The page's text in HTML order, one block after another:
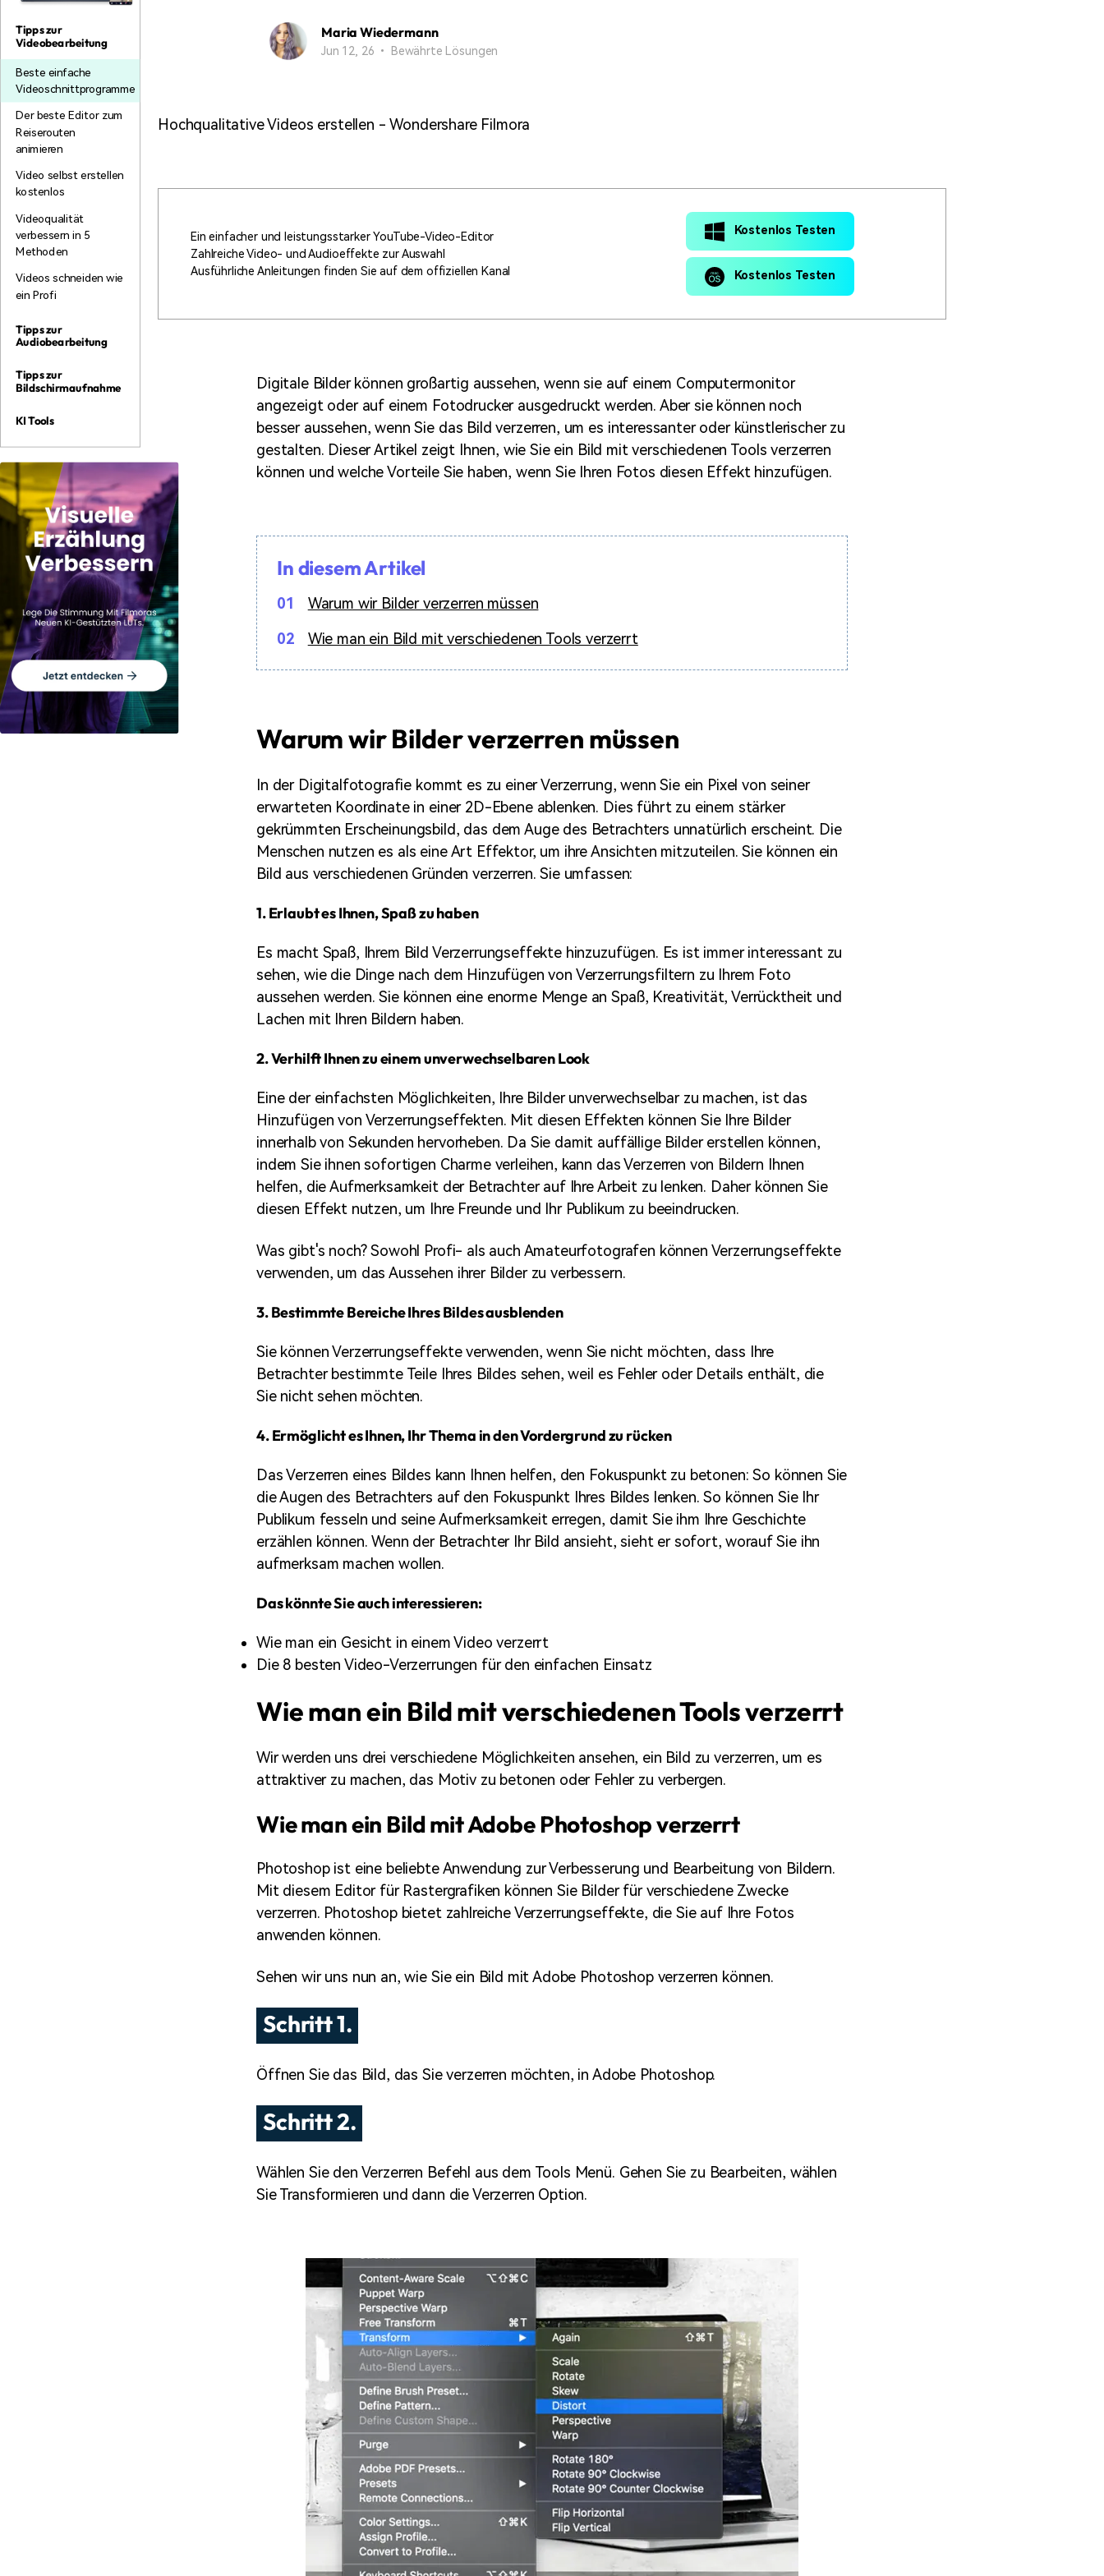
Kostenloser Download
Kostenloser Download
empfehlen,
Belohnungen erhalten
Kostenloser Download
Maria Wiedermann
Jun 12, 26 • Bewährte Lösungen
Hochqualitative Videos erstellen - Wondershare Filmora
Ein einfacher und leistungsstarker YouTube-Video-Editor
Zahlreiche Video- und Audioeffekte zur Auswahl
Ausführliche Anleitungen finden Sie auf dem offiziellen Kanal
Kostenlos Testen
Kostenlos Testen
Digitale Bilder können großartig aussehen, wenn sie auf einem Computermonitor
angezeigt oder auf einem Fotodrucker ausgedruckt werden. Aber sie können noch
besser aussehen, wenn Sie das Bild verzerren, um es interessanter oder künstlerischer zu
gestalten. Dieser Artikel zeigt Ihnen, wie Sie ein Bild mit verschiedenen Tools verzerren
können und welche Vorteile Sie haben, wenn Sie Ihren Fotos diesen Effekt hinzufügen.
In diesem Artikel
01 Warum wir Bilder verzerren müssen
02 Wie man ein Bild mit verschiedenen Tools verzerrt
Warum wir Bilder verzerren müssen
In der Digitalfotografie kommt es zu einer Verzerrung, wenn Sie ein Pixel von seiner
erwarteten Koordinate in einer 2D-Ebene ablenken. Dies führt zu einem stärker
gekrümmten Erscheinungsbild, das dem Auge des Betrachters unnatürlich erscheint. Die
Menschen nutzen es als eine Art Effektor, um ihre Ansichten mitzuteilen. Sie können ein
Bild aus verschiedenen Gründen verzerren. Sie umfassen:
1. Erlaubt es Ihnen, Spaß zu haben
Es macht Spaß, Ihrem Bild Verzerrungseffekte hinzuzufügen. Es ist immer interessant zu
sehen, wie die Dinge nach dem Hinzufügen von Verzerrungsfiltern zu Ihrem Foto
aussehen werden. Sie können eine enorme Menge an Spaß, Kreativität, Verrücktheit und
Lachen mit Ihren Bildern haben.
2. Verhilft Ihnen zu einem unverwechselbaren Look
Eine der einfachsten Möglichkeiten, Ihre Bilder unverwechselbar zu machen, ist das
Hinzufügen von Verzerrungseffekten. Mit diesen Effekten können Sie Ihre Bilder
innerhalb von Sekunden hervorheben. Da Sie damit auffällige Bilder erstellen können,
indem Sie ihnen sofortigen Charme verleihen, kann das Verzerren von Bildern Ihnen
helfen, die Aufmerksamkeit der Betrachter auf Ihre Arbeit zu lenken. Daher können Sie
diesen Effekt nutzen, um Ihre Freunde und Ihr Publikum zu beeindrucken.
Was gibt's noch? Sowohl Profi- als auch Amateurfotografen können Verzerrungseffekte
verwenden, um das Aussehen ihrer Bilder zu verbessern.
3. Bestimmte Bereiche Ihres Bildes ausblenden
Sie können Verzerrungseffekte verwenden, wenn Sie nicht möchten, dass Ihre
Betrachter bestimmte Teile Ihres Bildes sehen, weil es Fehler oder Details enthält, die
Sie nicht sehen möchten.
4. Ermöglicht es Ihnen, Ihr Thema in den Vordergrund zu rücken
Das Verzerren eines Bildes kann Ihnen helfen, den Fokuspunkt zu betonen: So können Sie
die Augen des Betrachters auf den Fokuspunkt Ihres Bildes lenken. So können Sie Ihr
Publikum fesseln und seine Aufmerksamkeit erregen, damit Sie ihm Ihre Geschichte
erzählen können. Wenn der Betrachter Ihr Bild ansieht, sieht er sofort, worauf Sie ihn
aufmerksam machen wollen.
Das könnte Sie auch interessieren:
Wie man ein Gesicht in einem Video verzerrt
Die 8 besten Video-Verzerrungen für den einfachen Einsatz
Wie man ein Bild mit verschiedenen Tools verzerrt
Wir werden uns drei verschiedene Möglichkeiten ansehen, ein Bild zu verzerren, um es
attraktiver zu machen, das Motiv zu betonen oder Fehler zu verbergen.
Wie man ein Bild mit Adobe Photoshop verzerrt
Photoshop ist eine beliebte Anwendung zur Verbesserung und Bearbeitung von Bildern.
Mit diesem Editor für Rastergrafiken können Sie Bilder für verschiedene Zwecke
verzerren. Photoshop bietet zahlreiche Verzerrungseffekte, die Sie auf Ihre Fotos
anwenden können.
Sehen wir uns nun an, wie Sie ein Bild mit Adobe Photoshop verzerren können.
Schritt 1.
Öffnen Sie das Bild, das Sie verzerren möchten, in Adobe Photoshop.
Schritt 2.
Wählen Sie den Verzerren Befehl aus dem Tools Menü. Gehen Sie zu Bearbeiten, wählen
Sie Transformieren und dann die Verzerren Option.
Tipps zur
Videobearbeitung
Beste einfache
Videoschnittprogramme
Der beste Editor zum
Reiserouten
animieren
Video selbst erstellen
kostenlos
Videoqualität
verbessern in 5
Methoden
Videos schneiden wie
ein Profi
Tipps zur
Audiobearbeitung
Tipps zur
Bildschirmaufnahme
KI Tools